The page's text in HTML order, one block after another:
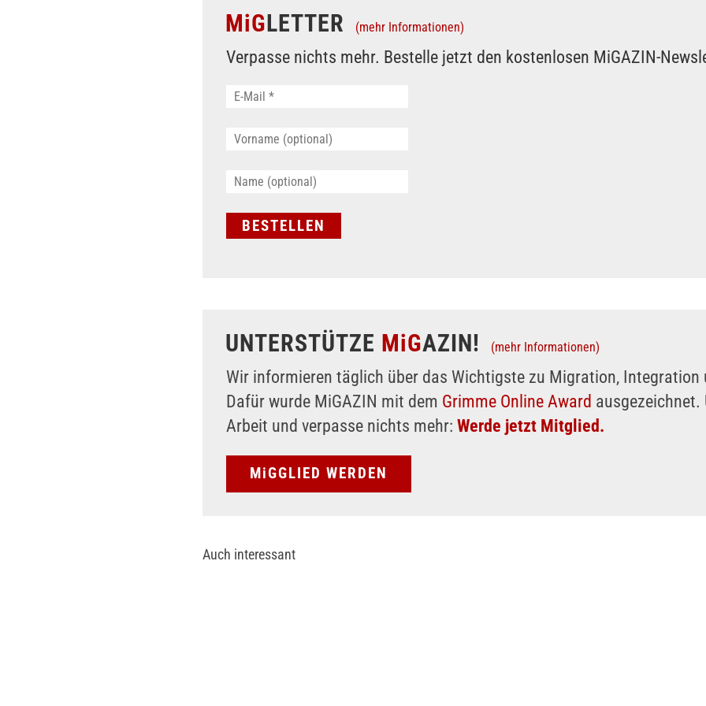
MiGLETTER (mehr Informationen)
Verpasse nichts mehr. Bestelle jetzt den kostenlosen MiGAZIN-
UNTERSTÜTZE MiGAZIN! (mehr Informationen)
Wir informieren täglich über das Wichtigste zu Migration, Integration
Dafür wurde MiGAZIN mit dem Grimme Online Award
Arbeit und verpasse nichts mehr: Werde jetzt Mitglied.
MiGGLIED WERDEN
Auch interessant